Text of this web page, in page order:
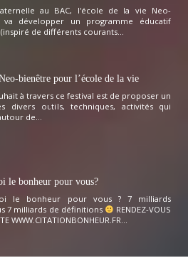
au BAC, l'école de la vie Neo-
va développer un programme éducatif
de différents courants...
bienêtre pour l’école de la vie
à travers ce festival est de proposer un
divers outils, techniques, activités qui
de...
le bonheur pour vous?
le bonheur pour vous ? 7 milliards
7 milliards de définitions
RENDEZ-VOUS
WWW.CITATIONBONHEUR.FR...